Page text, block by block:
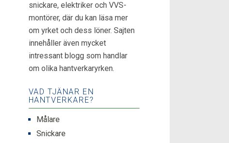
snickare, elektriker och VVS-
montörer, där du kan läsa mer
om yrket och dess löner. Sajten
innehåller även mycket
intressant blogg som handlar
om olika hantverkaryrken.
VAD TJÄNAR EN
HANTVERKARE?
Målare
Snickare